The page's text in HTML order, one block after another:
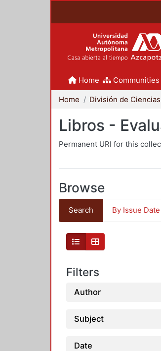
Home
Home
Libros -
Permanent URI for this
Browse
Search By Issue Date
Filters
Author
Subject
Date